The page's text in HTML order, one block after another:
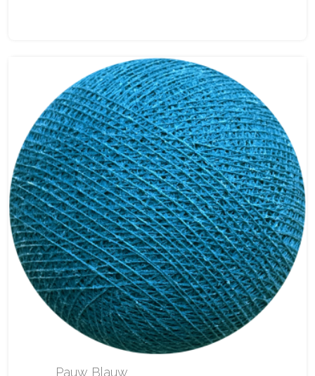
Pauw Blauw